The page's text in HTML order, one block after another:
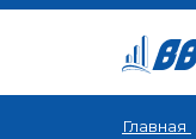
Главная